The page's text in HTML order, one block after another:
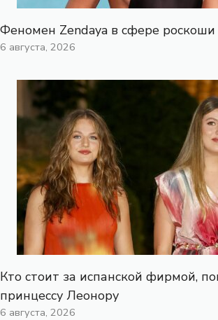
Феномен Zendaya в сфере роскоши
6 августа, 2026
Кто стоит за испанской фирмой,
принцессу Леонору
6 августа, 2026